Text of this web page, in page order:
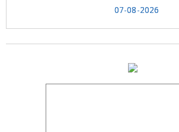
07-08-2026